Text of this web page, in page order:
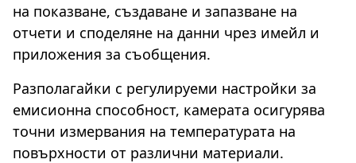
на показване, създаване и запазване на
отчети и споделяне на данни чрез имейл и
приложения за съобщения.
Разполагайки с регулируеми настройки за
емисионна способност, камерата осигурява
точни измервания на температурата на
повърхности от различни материали.